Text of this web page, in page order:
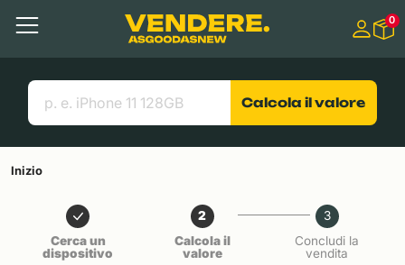
Contenuto principale
Menu
Cerca
Link utili
0
Calcola il valore
Inizio
Cerca un
dispositivo
2
Calcola il
valore
3
Concludi la
vendita